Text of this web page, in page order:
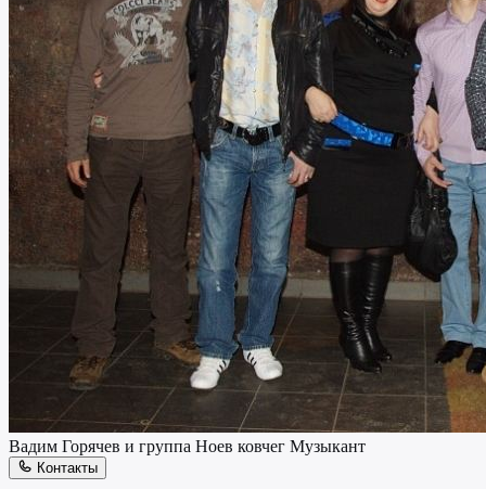
Вадим Горячев и группа Ноев ковчег Музыкант
Контакты